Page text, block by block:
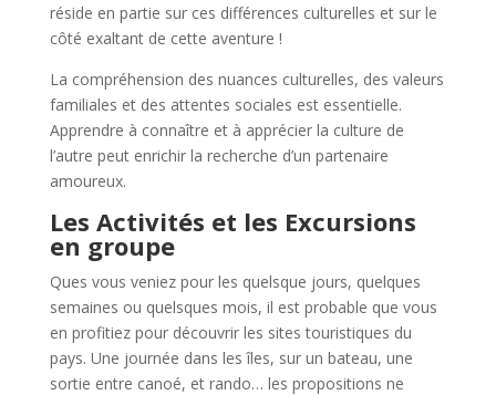
réside en partie sur ces différences culturelles et sur le
côté exaltant de cette aventure !
La compréhension des nuances culturelles, des valeurs
familiales et des attentes sociales est essentielle.
Apprendre à connaître et à apprécier la culture de
l’autre peut enrichir la recherche d’un partenaire
amoureux.
Les Activités et les Excursions
en groupe
Ques vous veniez pour les quelsque jours, quelques
semaines ou quelsques mois, il est probable que vous
en profitiez pour découvrir les sites touristiques du
pays. Une journée dans les îles, sur un bateau, une
sortie entre canoé, et rando… les propositions ne